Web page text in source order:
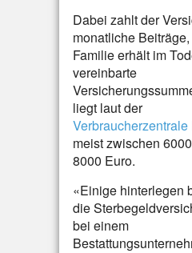
Dabei zahlt der
monatliche
Familie erhält im
vereinbarte
liegt laut der
Verbraucherzentrale
meist zwischen
8000 Euro.
«Einige hinterlegen
die
bei einem